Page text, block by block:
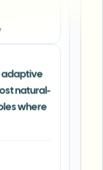
adaptive
natural-
where